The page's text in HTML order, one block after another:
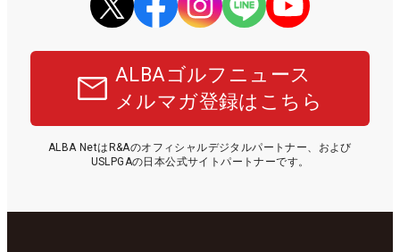
ALBAゴルフニュース
メルマガ登録はこちら
ALBA NetはR&Aのオフィシャルデジタルパートナー、および
USLPGAの日本公式サイトパートナーです。